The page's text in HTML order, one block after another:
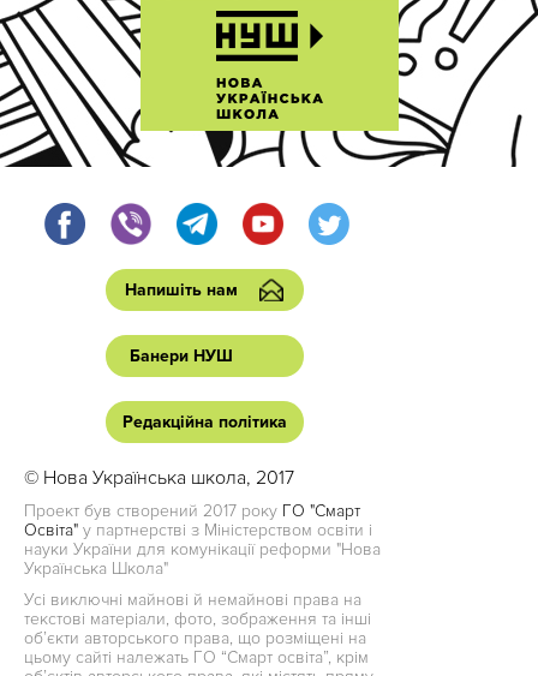
Напишіть нам
Банери НУШ
Редакційна політика
© Нова Українська школа, 2017
Проект був створений 2017 року ГО "Смарт
Освіта" у партнерстві з Міністерством освіти і
науки України для комунікації реформи "Нова
Українська Школа"
Усі виключні майнові й немайнові права на
текстові матеріали, фото, зображення та інші
об’єкти авторського права, що розміщені на
цьому сайті належать ГО “Смарт освіта”, крім